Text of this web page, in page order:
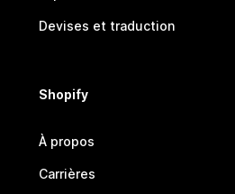
Devises et traduction
Shopify
À propos
Carrières